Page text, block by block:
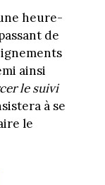
heure-
de
ainsi
le suivi
à se
le